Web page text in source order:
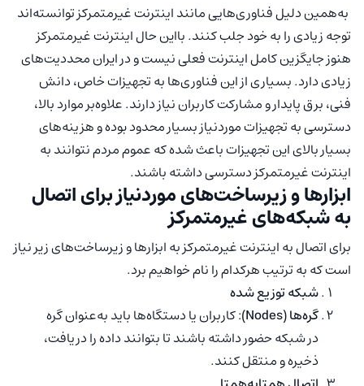
به‌همین دلیل فناوری‌هایی مانند اینترنت غیرمتمرکز توانسته‌اند
توجه زیادی را به خود جلب کنند. بااین حال اینترنت غیرمتمرکز
هنوز جایگزین کامل اینترنت فعلی نیست و در ایران محددیت‌های
زیادی دارد. بسیاری از این فناوری‌ها به تجهیزات خاص، دانش
فنی، برق پایدار و مشارکت کاربران نیاز دارند. علاوه‌بر موارد بالا،
دسترسی به تجهیزات موردنیاز بسیار محدود بوده و هزینه‌های
بسیار بالای این تجهیزات باعث شده که عموم مردم نتوانند به
اینترنت غیرمتمرکز دسترسی داشته باشند.
ابزارها و زیرساخت‌های موردنیاز برای اتصال
به شبکه‌های غیرمتمرکز
برای اتصال به اینترنت غیرمتمرکز به ابزارها و زیرساخت‌های زیر نیاز
است که به ترتیب هرکدام را نام خواهیم برد.
شبکه توزیع شده
گره‌ها (Nodes)
: کاربران یا دستگاه‌ها باید به‌عنوان گره
در شبکه حضور داشته باشند تا بتوانند داده را دریافت،
ذخیره و منتقل کنند.